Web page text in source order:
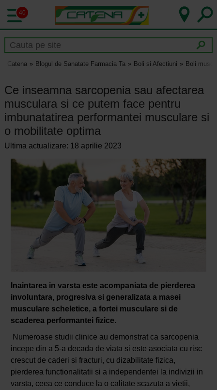
40
Catena Blogul de Sanatate Farmacia Ta Boli si Afectiuni Boli
Ce inseamna sarcopenia sau afectarea
musculara si ce putem face pentru
imbunatatirea performantei musculare si
o mobilitate optima
Ultima actualizare: 18 aprilie 2023
Inaintarea in varsta este acompaniata de pierderea
involuntara, progresiva si generalizata a masei
musculare scheletice, a fortei musculare si de
scaderea performantei fizice.
Numeroase studii clinice au demonstrat ca sarcopenia
incepe din a 5-a decada de viata si este asociata cu risc
crescut de caderi si fracturi, cu dizabilitate fizica,
pierderea functionalitatii si a independentei la indivizii in
varsta, ceea ce conduce la o calitate scazuta a vietii,